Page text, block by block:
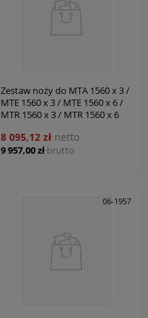
Zestaw noży do MTA 1560 x 3 /
MTE 1560 x 3 / MTE 1560 x 6 /
MTR 1560 x 3 / MTR 1560 x 6
9 957,00 zł brutto
8 095,12 zł netto
06-1957